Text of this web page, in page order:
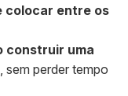
colocar entre os
construir uma
, sem perder tempo